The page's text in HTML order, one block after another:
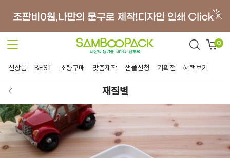
0
신상품 BEST 소량구매 맞춤제작 샘플신청 기획전 혜택보기
재질별